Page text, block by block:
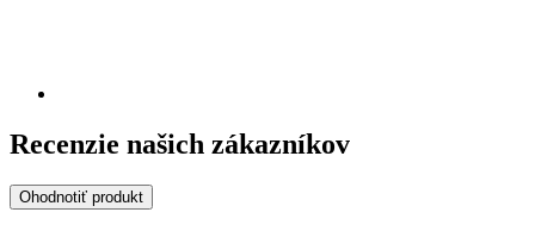
Recenzie našich zákazníkov
Ohodnotiť produkt